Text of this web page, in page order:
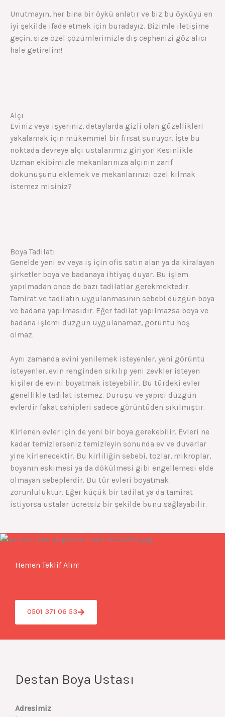
Unutmayın, her bina bir öykü anlatır ve biz bu öyküyü en
iyi şekilde ifade etmek için buradayız. Bizimle iletişime
geçin, size özel çözümlerimizle dış cephenizi göz alıcı
hale getirelim!
Alçı
Eviniz veya işyeriniz, detaylarda gizli olan güzellikleri
yakalamak için mükemmel bir fırsat sunuyor. İşte bu
noktada devreye alçı ustalarımız giriyor! Kesinlikle
Uzman ekibimizle mekanlarınıza alçının zarif
dokunuşunu eklemek ve mekanlarınızı özel kılmak
istemez misiniz?
Boya Tadilatı
Genelde yeni ev veya iş için ofis satın alan ya da kiralayan
şirketler boya ve badanaya ihtiyaç duyar. Bu işlem
yapılmadan önce de bazı tadilatlar gerekmektedir.
Tamirat ve tadilatın uygulanmasının sebebi düzgün boya
ve badana yapılmasıdır. Eğer tadilat yapılmazsa boya ve
badana işlemi düzgün uygulanamaz, görüntü hoş
olmaz.
Aynı zamanda evini yenilemek isteyenler, yeni görüntü
isteyenler, evin renginden sıkılıp yeni zevkler isteyen
kişiler de evini boyatmak isteyebilir. Bu türdeki evler
genellikle tadilat istemez. Duruşu ve yapısı düzgün
evlerdir fakat sahipleri sadece görüntüden sıkılmıştır.
Kirlenen evler için de yeni bir boya gerekebilir. Evleri ne
kadar temizlerseniz temizleyin sonunda ev ve duvarlar
yine kirlenecektir. Bu kirliliğin sebebi, tozlar, mikroplar,
boyanın eskimesi ya da dökülmesi gibi engellemesi elde
olmayan sebeplerdir. Bu tür evleri boyatmak
zorunluluktur. Eğer küçük bir tadilat ya da tamirat
istiyorsa ustalar ücretsiz bir şekilde bunu sağlayabilir.
Hemen Teklif Alın!
0501 371 06 53
Destan Boya Ustası
Adresimiz